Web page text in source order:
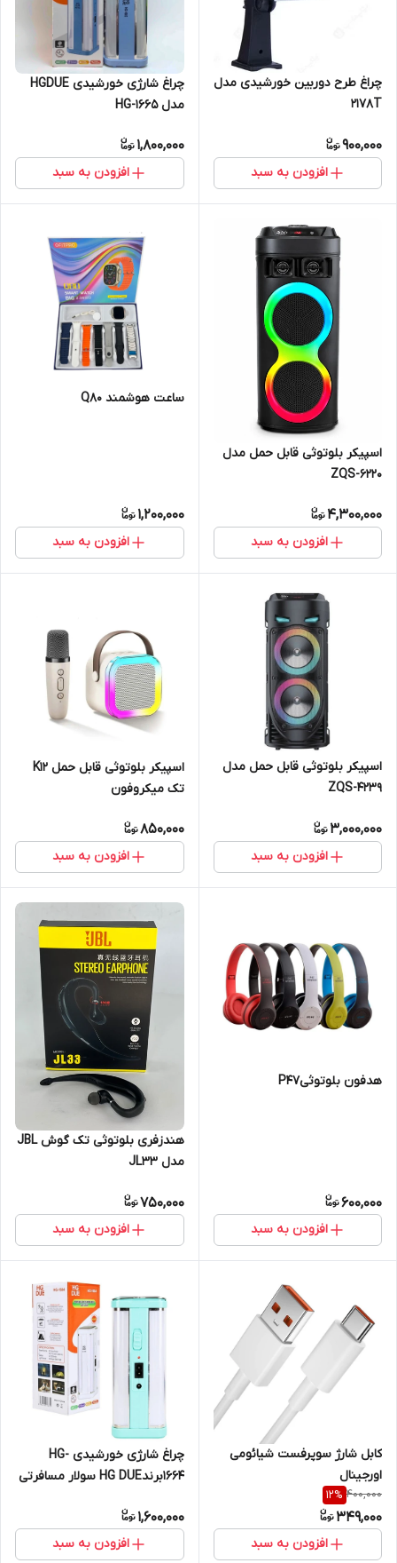
چراغ طرح دوربین خورشیدی مدل
2178T
900,000
افزودن به سبد
چراغ شارژی خورشیدی HGDUE
مدل HG-1665
1,800,000
افزودن به سبد
اسپیکر بلوتوثی قابل حمل مدل
ZQS-6220
4,300,000
افزودن به سبد
ساعت هوشمند Q80
1,200,000
افزودن به سبد
اسپیکر بلوتوثی قابل حمل مدل
ZQS-4239
3,000,000
افزودن به سبد
اسپیکر بلوتوثی قابل حمل K12
تک میکروفون
850,000
افزودن به سبد
هدفون بلوتوثیP47
600,000
افزودن به سبد
هندزفری بلوتوثی تک گوش JBL
مدل JL33
750,000
افزودن به سبد
کابل شارژ سوپرفست شیائومی
اورجینال
400,000
12%
349,000
افزودن به سبد
چراغ شارژی خورشیدی HG-
1664برندHG DUE سولار مسافرتی
1,600,000
افزودن به سبد